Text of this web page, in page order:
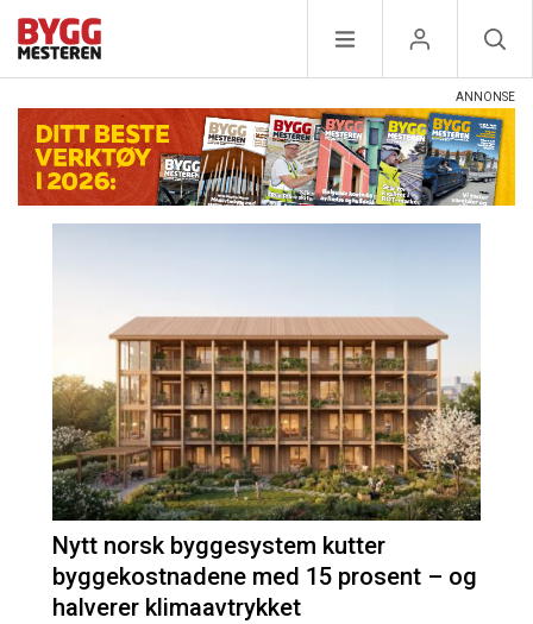
Nytt norsk byggesystem kutter
byggekostnadene med 15 prosent – og
halverer klimaavtrykket